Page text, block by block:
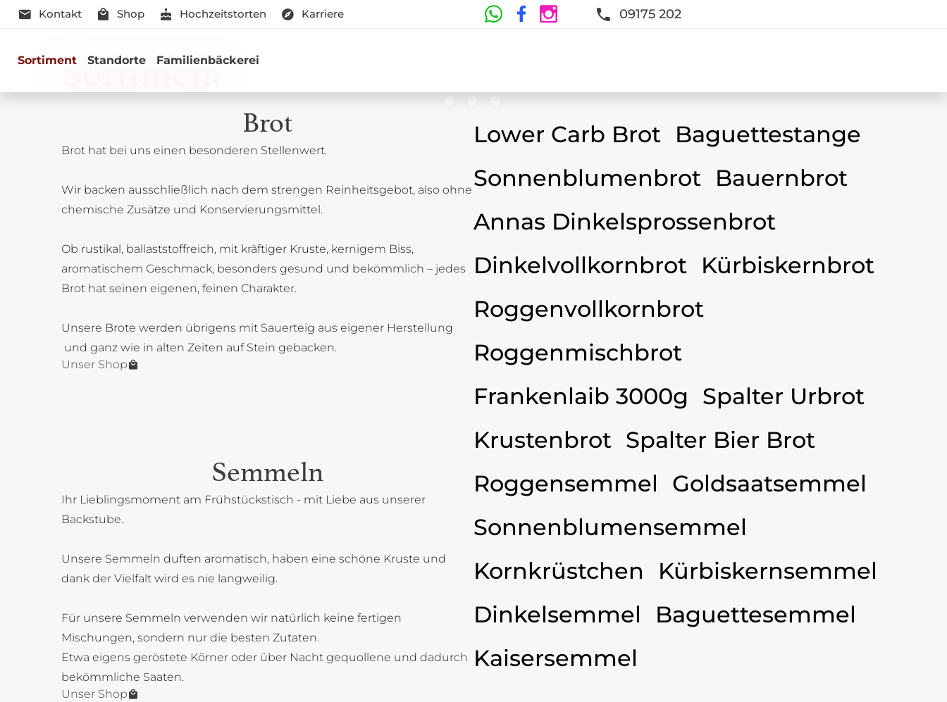
Kontakt Shop Hochzeitstorten Karriere 09175 202
Sortiment Standorte Familienbäckerei
Sortiment
Herzhaft oder süß - Beste Qualität und Frische sind garantiert
Brot
Brot hat bei uns einen besonderen Stellenwert.
Wir backen ausschließlich nach dem strengen Reinheitsgebot, also ohne
chemische Zusätze und Konservierungsmittel.
Ob rustikal, ballaststoffreich, mit kräftiger Kruste, kernigem Biss,
aromatischem Geschmack, besonders gesund und bekömmlich – jedes
Brot hat seinen eigenen, feinen Charakter.
Unsere Brote werden übrigens mit Sauerteig aus eigener Herstellung
und ganz wie in alten Zeiten auf Stein gebacken.
Unser Shop
Lower Carb Brot Baguettestange
Sonnenblumenbrot Bauernbrot
Annas Dinkelsprossenbrot
Dinkelvollkornbrot Kürbiskernbrot
Roggenvollkornbrot
Roggenmischbrot
Frankenlaib 3000g Spalter Urbrot
Krustenbrot Spalter Bier Brot
Semmeln
Ihr Lieblingsmoment am Frühstückstisch - mit Liebe aus unserer
Backstube.
Unsere Semmeln duften aromatisch, haben eine schöne Kruste und
dank der Vielfalt wird es nie langweilig.
Für unsere Semmeln verwenden wir natürlich keine fertigen
Mischungen, sondern nur die besten Zutaten.
Etwa eigens geröstete Körner oder über Nacht gequollene und dadurch
bekömmliche Saaten.
Unser Shop
Roggensemmel
Goldsaatsemmel
Sonnenblumensemmel
Kornkrüstchen
Kürbiskernsemmel
Dinkelsemmel
Baguettesemmel
Kaisersemmel